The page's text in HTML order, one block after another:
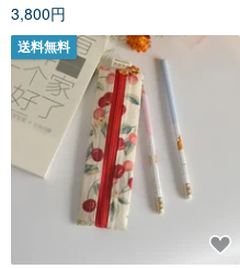
3,800円
送料無料